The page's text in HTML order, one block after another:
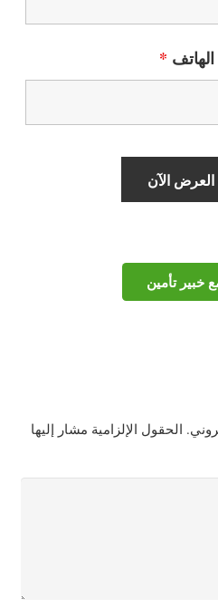
*
خبير تأمين
الحقول الإلزامية مشار إليها